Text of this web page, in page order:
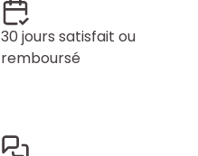
30 jours satisfait ou
remboursé